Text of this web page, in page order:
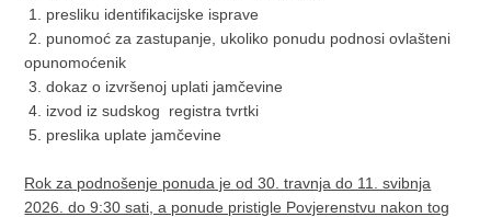
1. presliku identifikacijske isprave
2. punomoć za zastupanje, ukoliko ponudu podnosi ovlašteni
opunomoćenik
3. dokaz o izvršenoj uplati jamčevine
4. izvod iz sudskog registra tvrtki
5. preslika uplate jamčevine
Rok za podnošenje ponuda je od 30. travnja do 11. svibnja
2026. do 9:30 sati, a ponude pristigle Povjerenstvu nakon tog